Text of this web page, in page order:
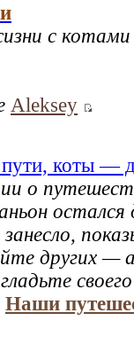
с котами
Aleksey
пути, коты —
о
остался
занесло,
других —
Наши